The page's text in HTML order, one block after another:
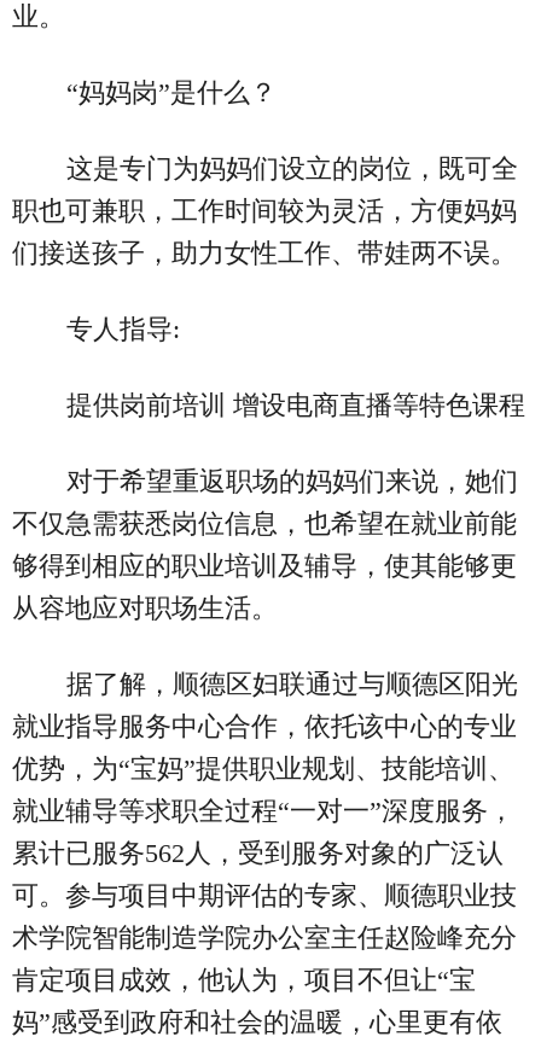
业。
“妈妈岗”是什么？
这是专门为妈妈们设立的岗位，既可全
职也可兼职，工作时间较为灵活，方便妈妈
们接送孩子，助力女性工作、带娃两不误。
专人指导:
提供岗前培训 增设电商直播等特色课程
对于希望重返职场的妈妈们来说，她们
不仅急需获悉岗位信息，也希望在就业前能
够得到相应的职业培训及辅导，使其能够更
从容地应对职场生活。
据了解，顺德区妇联通过与顺德区阳光
就业指导服务中心合作，依托该中心的专业
优势，为“宝妈”提供职业规划、技能培训、
就业辅导等求职全过程“一对一”深度服务，
累计已服务562人，受到服务对象的广泛认
可。参与项目中期评估的专家、顺德职业技
术学院智能制造学院办公室主任赵险峰充分
肯定项目成效，他认为，项目不但让“宝
妈”感受到政府和社会的温暖，心里更有依